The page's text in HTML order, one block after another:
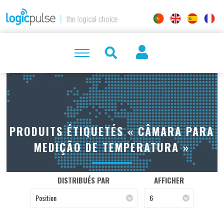
PRODUITS ÉTIQUETÉS « CÂMARA PARA
MEDIÇÃO DE TEMPERATURA »
DISTRIBUÉS PAR
Position
AFFICHER
6